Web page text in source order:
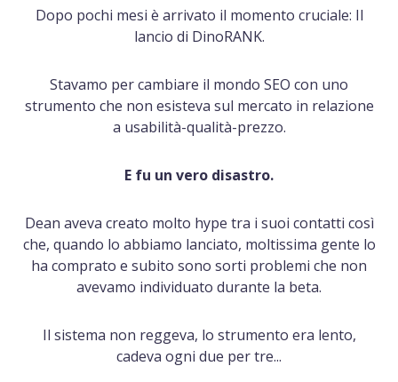
Dopo pochi mesi è arrivato il momento cruciale: Il
lancio di DinoRANK.
Stavamo per cambiare il mondo SEO con uno
strumento che non esisteva sul mercato in relazione
a usabilità-qualità-prezzo.
E fu un vero disastro.
Dean aveva creato molto hype tra i suoi contatti così
che, quando lo abbiamo lanciato, moltissima gente lo
ha comprato e subito sono sorti problemi che non
avevamo individuato durante la beta.
Il sistema non reggeva, lo strumento era lento,
cadeva ogni due per tre...